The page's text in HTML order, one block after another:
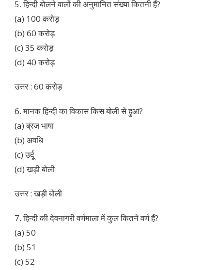
5. हिन्दी बोलने वालों की अनुमानित संख्या कितनी हैं?
(a) 100 करोड़
(b) 60 करोड़
(c) 35 करोड़
(d) 40 करोड़
उत्तर : 60 करोड़
6. मानक हिन्दी का विकास किस बोली से हुआ?
(a) ब्रज भाषा
(b) अवधि
(c) उर्दू
(d) खड़ी बोली
उत्तर : खड़ी बोली
7. हिन्दी की देवनागरी वर्णमाला में कुल कितने वर्ण हैं?
(a) 50
(b) 51
(c) 52